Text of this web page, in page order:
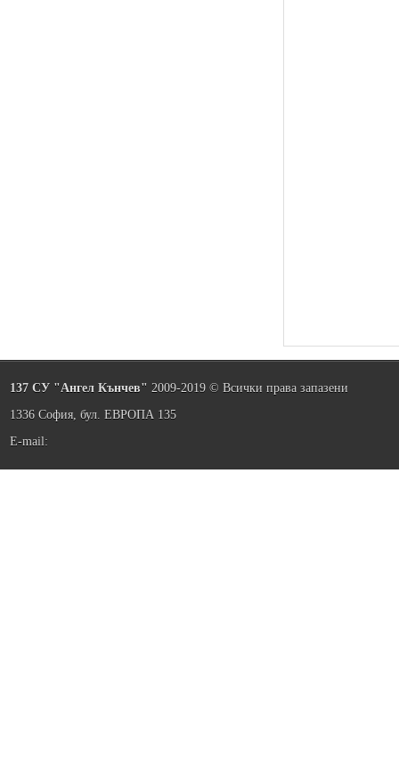
137 СУ "Ангел Кънчев" 2009-2019 © Всички права запазени
1336 София, бул. ЕВРОПА 135
E-mail: